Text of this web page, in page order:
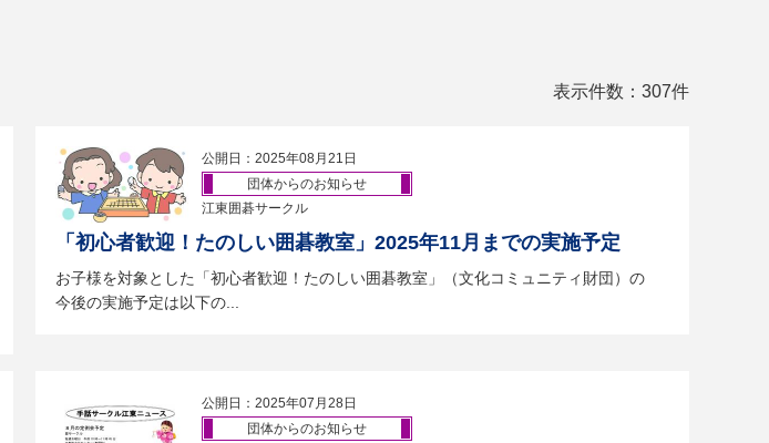
表示件数：307件
公開日：2025年08月21日
団体からのお知らせ
江東囲碁サークル
「初心者歓迎！たのしい囲碁教室」2025年11月までの実施予定
お子様を対象とした「初心者歓迎！たのしい囲碁教室」（文化コミュニティ財団）の
今後の実施予定は以下の...
公開日：2025年07月28日
団体からのお知らせ